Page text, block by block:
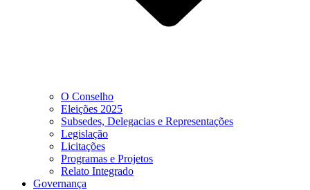
O Conselho
Eleições 2025
Subsedes, Delegacias e Representações
Legislação
Licitações
Programas e Projetos
Relato Integrado
Governança